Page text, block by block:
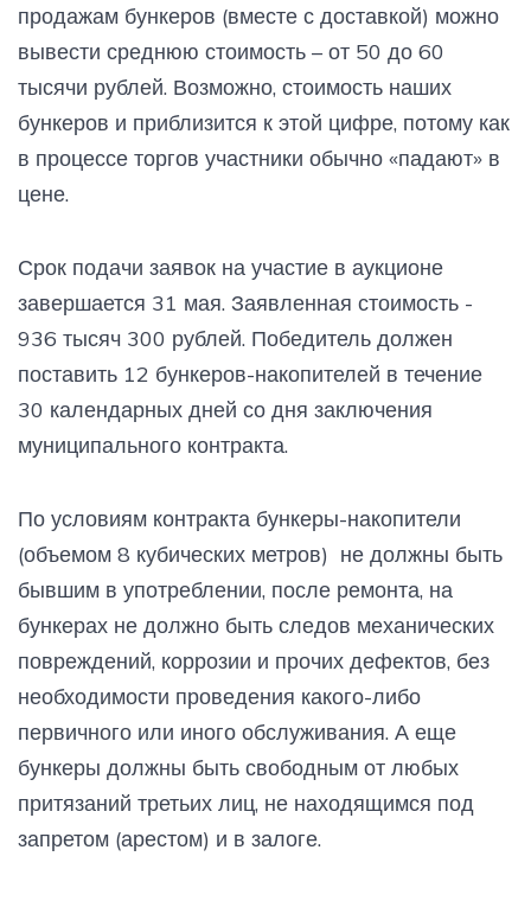
продажам бункеров (вместе с доставкой) можно
вывести среднюю стоимость – от 50 до 60
тысячи рублей. Возможно, стоимость наших
бункеров и приблизится к этой цифре, потому как
в процессе торгов участники обычно «падают» в
цене.
Срок подачи заявок на участие в аукционе
завершается 31 мая. Заявленная стоимость -
936 тысяч 300 рублей. Победитель должен
поставить 12 бункеров-накопителей в течение
30 календарных дней со дня заключения
муниципального контракта.
По условиям контракта бункеры-накопители
(объемом 8 кубических метров) не должны быть
бывшим в употреблении, после ремонта, на
бункерах не должно быть следов механических
повреждений, коррозии и прочих дефектов, без
необходимости проведения какого-либо
первичного или иного обслуживания. А еще
бункеры должны быть свободным от любых
притязаний третьих лиц, не находящимся под
запретом (арестом) и в залоге.